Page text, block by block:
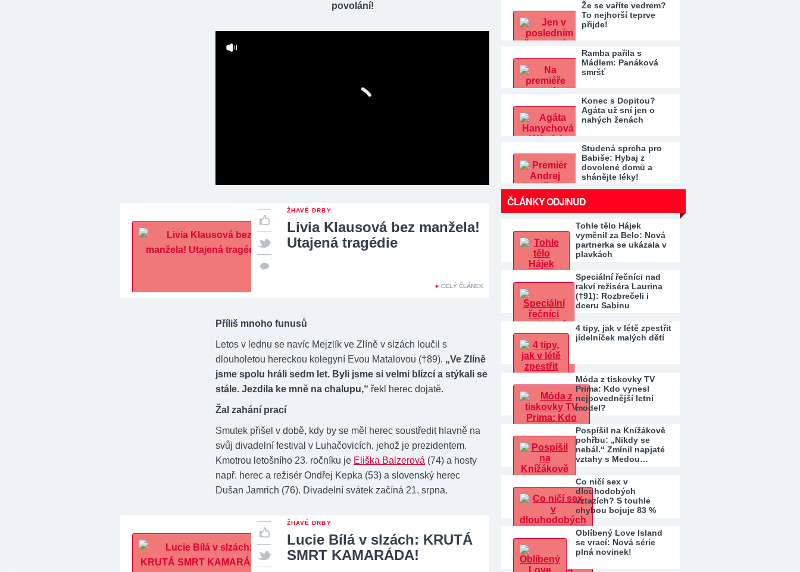
povolání!
ŽHAVÉ DRBY
Livia Klausová bez manžela!
Utajená tragédie
CELÝ ČLÁNEK
Příliš mnoho funusů
Letos v lednu se navíc Mejzlík ve Zlíně v slzách loučil s
dlouholetou hereckou kolegyní Evou Matalovou (†89). „Ve Zlíně
jsme spolu hráli sedm let. Byli jsme si velmi blízcí a stýkali se
stále. Jezdila ke mně na chalupu,“ řekl herec dojatě.
Žal zahání prací
Smutek přišel v době, kdy by se měl herec soustředit hlavně na
svůj divadelní festival v Luhačovicích, jehož je prezidentem.
Kmotrou letošního 23. ročníku je Eliška Balzerová (74) a hosty
např. herec a režisér Ondřej Kepka (53) a slovenský herec
Dušan Jamrich (76). Divadelní svátek začíná 21. srpna.
ŽHAVÉ DRBY
Lucie Bílá v slzách: KRUTÁ
SMRT KAMARÁDA!
Že se vaříte vedrem?
To nejhorší teprve
přijde!
Ramba pařila s
Mádlem: Panáková
smršť
Konec s Dopitou?
Agáta už sní jen o
nahých ženách
Studená sprcha pro
Babiše: Hybaj z
dovolené domů a
shánějte léky!
ČLÁNKY ODJINUD
Tohle tělo Hájek
vyměnil za Belo: Nová
partnerka se ukázala v
plavkách
Speciální řečníci nad
rakví režiséra Laurina
(†91): Rozbrečeli i
dceru Sabinu
4 tipy, jak v létě zpestřit
jídelníček malých dětí
Móda z tiskovky TV
Prima: Kdo vynesl
nejpovednější letní
model?
Pospíšil na Knížákově
pohřbu: „Nikdy se
nebál.“ Zmínil napjaté
vztahy s Medou…
Co ničí sex v
dlouhodobých
vztazích? S touhle
chybou bojuje 83 %
párů. Patříte…
Oblíbený Love Island
se vrací: Nová série
plná novinek!